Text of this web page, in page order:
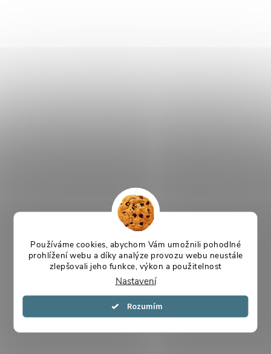
Používáme cookies, abychom Vám umožnili pohodlné
prohlížení webu a díky analýze provozu webu neustále
zlepšovali jeho funkce, výkon a použitelnost
Nastavení
Souhlasím